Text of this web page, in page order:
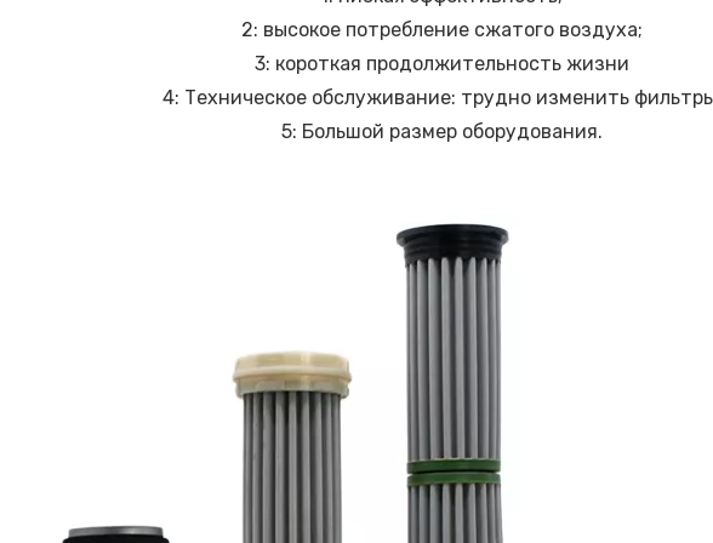
2: высокое потребление сжатого воздуха;
3: короткая продолжительность жизни
4: Техническое обслуживание: трудно изменить
5: Большой размер оборудования.